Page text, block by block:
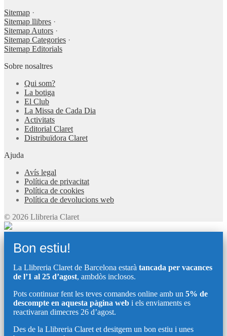
Sitemap ·
Sitemap llibres ·
Sitemap Autors ·
Sitemap Categories ·
Sitemap Editorials
Sobre nosaltres
Qui som?
La botiga
El Club
La Missa de Cada Dia
Activitats
Editorial Claret
Distribuïdora Claret
Ajuda
Avís legal
Política de privacitat
Política de cookies
Política de devolucions web
© 2026 Llibreria Claret
Bon estiu!
La Llibreria Claret de Barcelona estarà tancada per vacances
de l’1 al 25 d’agost, ambdòs inclosos.
Pots continuar fent les teves comandes online amb un 5% de
descompte en aquesta pàgina web i els enviaments es
reactivaran dimecres 26 d’agost.
Des de la Llibreria Claret et desitgem un bon estiu i unes